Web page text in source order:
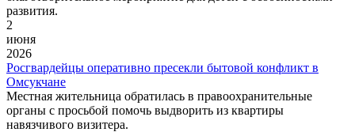
развития.
2
июня
2026
Росгвардейцы оперативно пресекли бытовой конфликт в
Омсукчане
Местная жительница обратилась в правоохранительные
органы с просьбой помочь выдворить из квартиры
навязчивого визитера.